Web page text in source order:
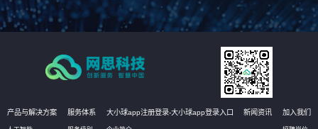
产品与解决方案 服务体系 大小球app注册登录-大小球app登录入口 新闻资讯 加入我们